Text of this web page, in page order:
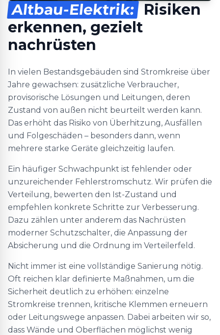
Altbau-Elektrik: Risiken
erkennen, gezielt
nachrüsten
In vielen Bestandsgebäuden sind Stromkreise über
Jahre gewachsen: zusätzliche Verbraucher,
provisorische Lösungen und Leitungen, deren
Zustand von außen nicht beurteilt werden kann.
Das erhöht das Risiko von Überhitzung, Ausfällen
und Folgeschäden – besonders dann, wenn
mehrere starke Geräte gleichzeitig laufen.
Ein häufiger Schwachpunkt ist fehlender oder
unzureichender Fehlerstromschutz. Wir prüfen die
Verteilung, bewerten den Ist-Zustand und
empfehlen konkrete Schritte zur Verbesserung.
Dazu zählen unter anderem das Nachrüsten
moderner Schutzschalter, die Anpassung der
Absicherung und die Ordnung im Verteilerfeld.
Nicht immer ist eine vollständige Sanierung nötig.
Oft reichen klar definierte Maßnahmen, um die
Sicherheit deutlich zu erhöhen: einzelne
Stromkreise trennen, kritische Klemmen erneuern
oder Leitungswege anpassen. Dabei arbeiten wir so,
dass Wände und Oberflächen möglichst wenig